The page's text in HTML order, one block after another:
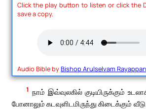
Click the play button to listen or click the
save a copy.
Audio Bible byBishop Arulselvam Rayappan
1 நாம் இவ்வுலகில் குடியிருக்கும்
போனாலும் கடவுளிடமிருந்து கிடைக்கும்